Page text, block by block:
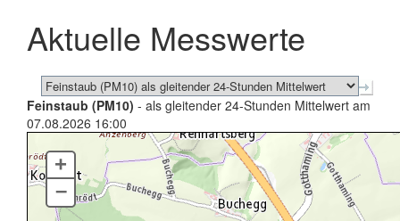
schließen
Aktuelle Messwerte
Feinstaub (PM10) - als gleitender 24-Stunden Mittelwert am
07.08.2026 16:00
+
–